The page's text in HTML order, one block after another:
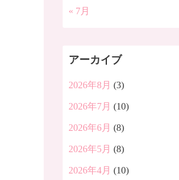
« 7月
アーカイブ
2026年8月 (3)
2026年7月 (10)
2026年6月 (8)
2026年5月 (8)
2026年4月 (10)